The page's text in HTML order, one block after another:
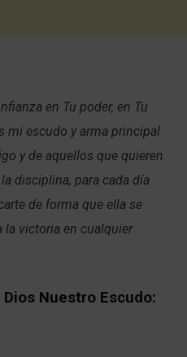
en Tu poder, en Tu
mi escudo y arma principal
y de aquellos que quieren
disciplina, para cada día
de forma que ella se
la victoria en cualquier
Nuestro Escudo: